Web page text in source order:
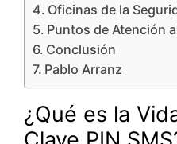
Oficinas de la
Puntos de Atención
Conclusión
Pablo Arranz
¿Qué es la